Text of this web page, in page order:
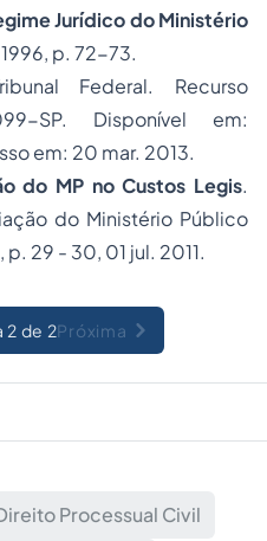
Jurídico do Ministério
p. 72-73.
Federal. Recurso
SP. Disponível em:
em: 20 mar. 2013.
do MP no Custos Legis.
do Ministério Público
29 - 30, 01 jul. 2011.
2 de 2Próxima
Processual Civil